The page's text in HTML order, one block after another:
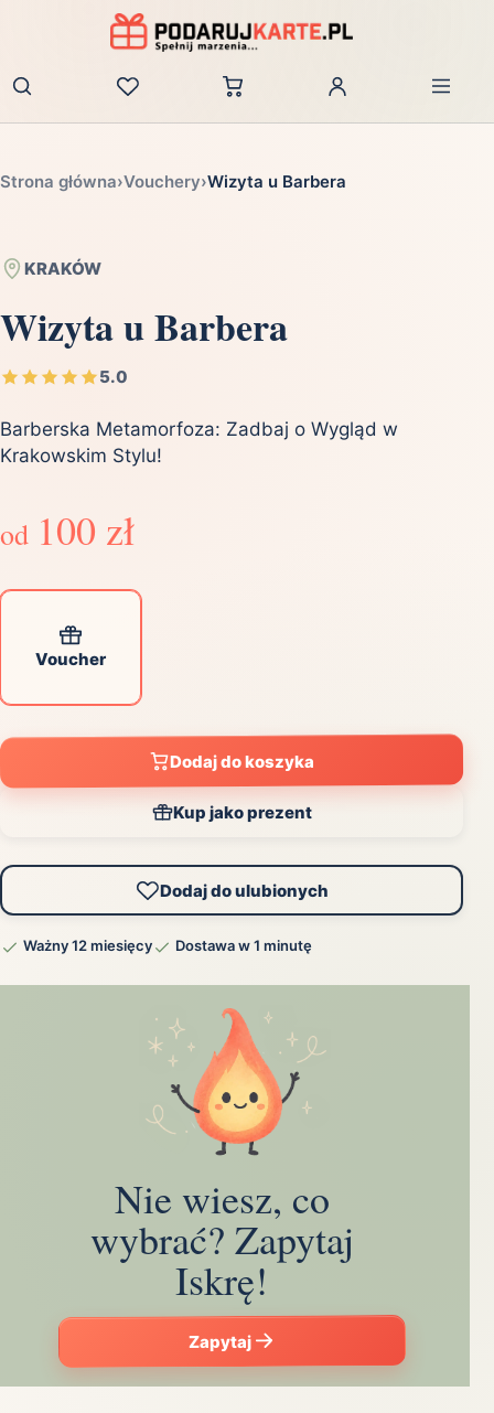
Zaloguj
Strona główna›Vouchery›Wizyta u Barbera
KRAKÓW
Wizyta u Barbera
5.0
Barberska Metamorfoza: Zadbaj o Wygląd w
Krakowskim Stylu!
od 100 zł
Voucher
Dodaj do koszyka
Kup jako prezent
Dodaj do ulubionych
Ważny 12 miesięcy Dostawa w 1 minutę
Nie wiesz, co
wybrać? Zapytaj
Iskrę!
Zapytaj